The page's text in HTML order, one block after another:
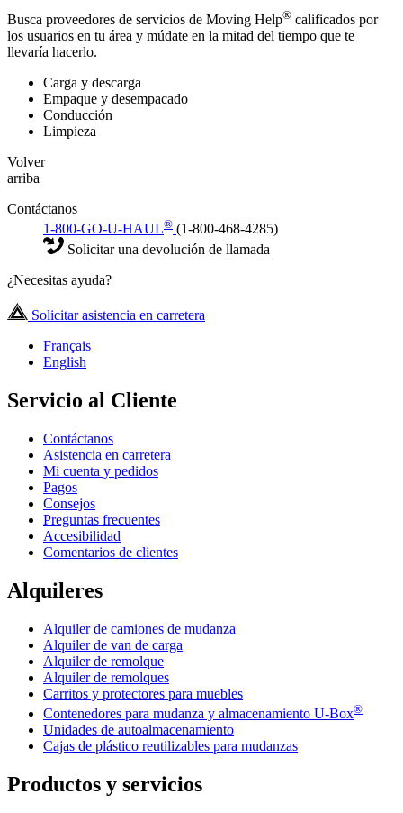
Busca proveedores de servicios de Moving Help® calificados por
los usuarios en tu área y múdate en la mitad del tiempo que te
llevaría hacerlo.
Carga y descarga
Empaque y desempacado
Conducción
Limpieza
Volver
arriba
Contáctanos
1-800-GO-U-HAUL® (1-800-468-4285)
Solicitar una devolución de llamada
¿Necesitas ayuda?
Solicitar asistencia en carretera
Français
English
Servicio al Cliente
Contáctanos
Asistencia en carretera
Mi cuenta y pedidos
Pagos
Consejos
Preguntas frecuentes
Accesibilidad
Comentarios de clientes
Alquileres
Alquiler de camiones de mudanza
Alquiler de van de carga
Alquiler de remolque
Alquiler de remolques
Carritos y protectores para muebles
Contenedores para mudanza y almacenamiento U-Box®
Unidades de autoalmacenamiento
Cajas de plástico reutilizables para mudanzas
Productos y servicios